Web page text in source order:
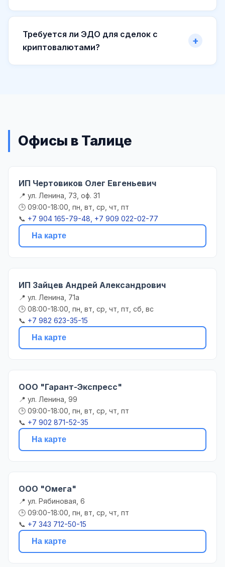
Требуется ли ЭДО для сделок с
криптовалютами?
Офисы в Талице
ИП Чертовиков Олег Евгеньевич
📍 ул. Ленина, 73, оф. 31
🕒 09:00-18:00, пн, вт, ср, чт, пт
📞 +7 904 165-79-48, +7 909 022-02-77
На карте
ИП Зайцев Андрей Александрович
📍 ул. Ленина, 71а
🕒 08:00-18:00, пн, вт, ср, чт, пт, сб, вс
📞 +7 982 623-35-15
На карте
ООО "Гарант-Экспресс"
📍 ул. Ленина, 99
🕒 09:00-18:00, пн, вт, ср, чт, пт
📞 +7 902 871-52-35
На карте
ООО "Омега"
📍 ул. Рябиновая, 6
🕒 09:00-18:00, пн, вт, ср, чт, пт
📞 +7 343 712-50-15
На карте